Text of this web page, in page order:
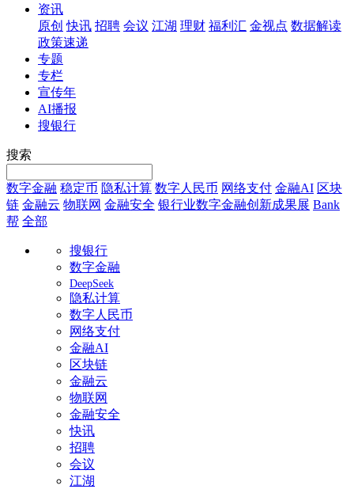
资讯
原创 快讯 招聘 会议 江湖 理财 福利汇 金视点 数据解读
政策速递
专题
专栏
宣传年
AI播报
搜银行
搜索
数字金融 稳定币 隐私计算 数字人民币 网络支付 金融AI 区块
链 金融云 物联网 金融安全 银行业数字金融创新成果展 Bank
帮 全部
搜银行
数字金融
DeepSeek
隐私计算
数字人民币
网络支付
金融AI
区块链
金融云
物联网
金融安全
快讯
招聘
会议
江湖